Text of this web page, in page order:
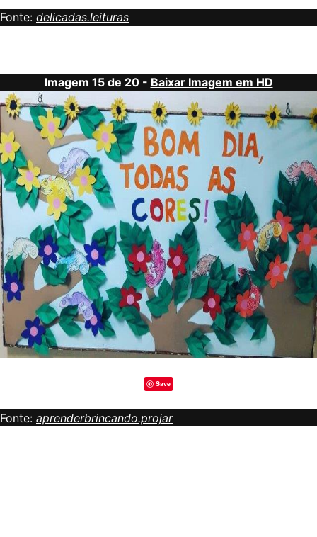
Fonte: delicadas.leituras
Imagem 15 de 20 - Baixar Imagem em HD
Save
Fonte: aprenderbrincando.projar